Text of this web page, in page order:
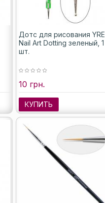
Дотс для рисования YRE
Nail Art Dotting зеленый, 1
шт.
10 грн.
КУПИТЬ